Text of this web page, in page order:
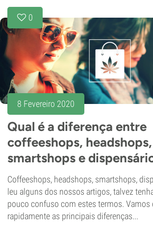
0
8 Fevereiro 2020
Qual é a diferença entre
coffeeshops, headshops,
smartshops e
Coffeeshops, headshops, smartshops,
leu alguns dos nossos artigos, talvez
pouco confuso com estes termos. Vamos
rapidamente as principais diferenças...